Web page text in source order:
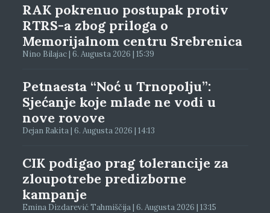
RAK pokrenuo postupak protiv
RTRS-a zbog priloga o
Memorijalnom centru Srebrenica
Nino Bilajac | 6. Augusta 2026 | 15:39
Petnaesta “Noć u Trnopolju”:
Sjećanje koje mlade ne vodi u
nove rovove
Dejan Rakita | 6. Augusta 2026 | 14:13
CIK podigao prag tolerancije za
zloupotrebe predizborne
kampanje
Emina Dizdarević Tahmiščija | 6. Augusta 2026 | 13:15